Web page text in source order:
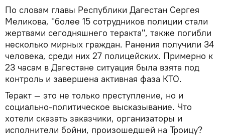
По словам главы Республики Дагестан Сергея
Меликова, "более 15 сотрудников полиции стали
жертвами сегодняшнего теракта", также погибли
несколько мирных граждан. Ранения получили 34
человека, среди них 27 полицейских. Примерно к
23 часам в Дагестане ситуация была взята под
контроль и завершена активная фаза КТО.
Теракт — это не только преступление, но и
социально-политическое высказывание. Что
хотели сказать заказчики, организаторы и
исполнители бойни, произошедшей на Троицу?